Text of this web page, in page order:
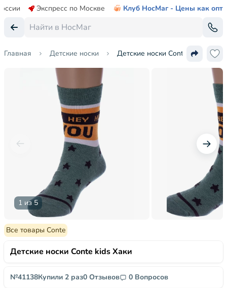
Экспресс по Москве Клуб НосМаг - Цены как опт
Главная Детские носки Детские носки Conte kids
1 из 5
Все товары Conte
Детские носки Conte kids Хаки
№41138Купили 2 раз0 Отзывов 0 Вопросов